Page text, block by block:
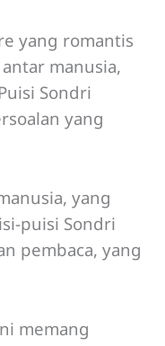
yang romantis
manusia,
Sondri
yang
yang
puisi Sondri
pembaca, yang
memang